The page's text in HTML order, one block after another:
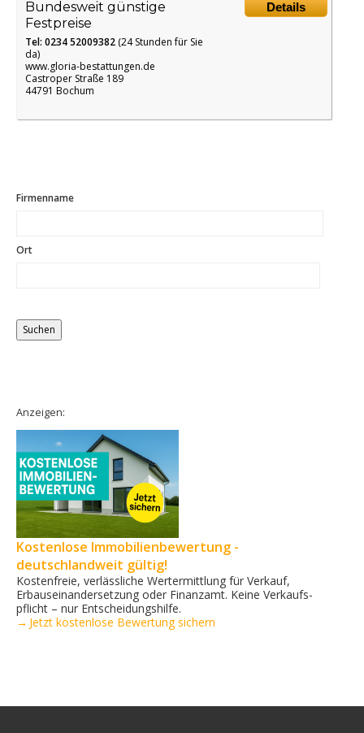
Details
Bundesweit günstige
Festpreise
Tel: 0234 52009382 (24 Stunden für Sie
da)
www.gloria-bestattungen.de
Castroper Straße 189
44791 Bochum
Firmenname
Ort
Anzeigen:
Kostenlose Immobilienbewertung -
deutschlandweit gültig!
Kostenfreie, verlässliche Wertermittlung für Verkauf,
Erbauseinandersetzung oder Finanzamt. Keine Verkaufs­
pflicht – nur Entscheidungshilfe.
→ Jetzt kostenlose Bewertung sichern